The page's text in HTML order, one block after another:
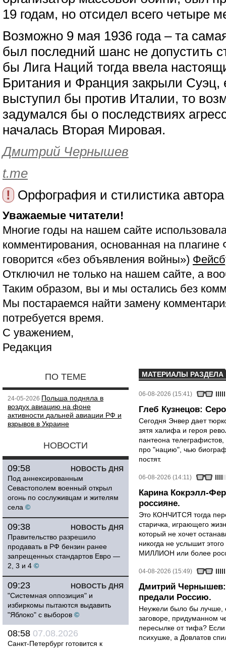
19 годам, но отсидел всего четыре
Возможно 9 мая 1936 года – та
был последний шанс не допустить
бы Лига Наций тогда ввела
Британия и Франция закрыли Суэц,
выступил бы против Италии, то
задумался бы о последствиях
началась Вторая Мировая.
Дмитрий Чернышев
t.me
!
Орфография и стилистика
Уважаемые читатели!
Многие годы на нашем сайте
комментирования, основанная на
говорится «без объявления войны»)
Отключил не только на нашем сайте, а
Таким образом, вы и мы остались без
Мы постараемся найти замену
потребуется время.
С уважением,
Редакция
ПО ТЕМЕ
24-05-2026 Польша подняла в
воздух авиацию на фоне
активности дальней авиации РФ и
взрывов в Украине
НОВОСТИ
НОВОСТЬ ДНЯ
09:58
Под аннексированным
Севастополем военный открыл
огонь по сослуживцам и жителям
села ©
НОВОСТЬ ДНЯ
09:38
Правительство разрешило
продавать в РФ бензин ранее
запрещенных стандартов Евро —
2, 3 и 4 ©
НОВОСТЬ ДНЯ
09:23
"Системная оппозиция" и
избиркомы пытаются выдавить
"Яблоко" с выборов ©
08:58 07.08.2026
Санкт-Петербург готовится к
МАТЕРИАЛЫ РАЗДЕЛА
06-08-2026 (15:41)
Глеб Кузнецов:
Сегодня Энвер дает
зятя халифа и героя
пантеона
про "нацию", чью
постят.
06-08-2026 (14:11)
Карина Кокрэлл-
россияне.
Это КОНЧИТСЯ тогда
старичка, играющего
который не хочет
никогда не услышит
МИЛЛИОН или более
04-08-2026 (15:49)
Дмитрий Чернышев:
предали Россию.
Неужели было бы лучше,
заговоре, придуманном
пересылке от тифа?
психушке, а Довлатов